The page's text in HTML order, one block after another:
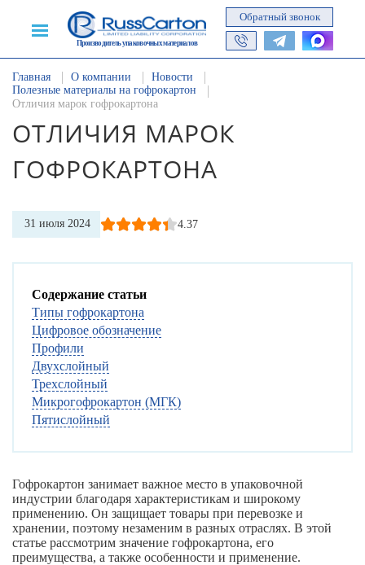
Производитель упаковочных материалов
Обратный звонок
Главная О компании
Новости
Полезные материалы на гофрокартон
Отличия марок гофрокартона
ОТЛИЧИЯ МАРОК
ГОФРОКАРТОНА
31 июля 2024 4.37
Содержание статьи
Типы гофрокартона
Цифровое обозначение
Профили
Двухслойный
Трехслойный
Микрогофрокартон (МГК)
Пятислойный
Гофрокартон занимает важное место в упаковочной
индустрии благодаря характеристикам и широкому
применению. Он защищает товары при перевозке и
хранении, поэтому незаменим в разных отраслях. В этой
статье рассмотрим значение гофрокартона, его
преимущества, а также особенности и применение.